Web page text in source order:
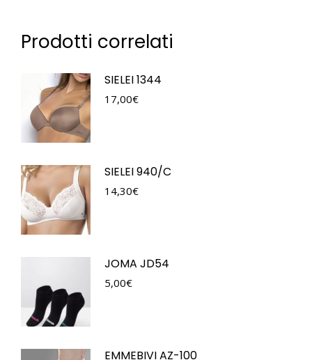
Prodotti correlati
SIELEI 1344
17,00€
SIELEI 940/C
14,30€
JOMA JD54
5,00€
EMMEBIVI AZ-100